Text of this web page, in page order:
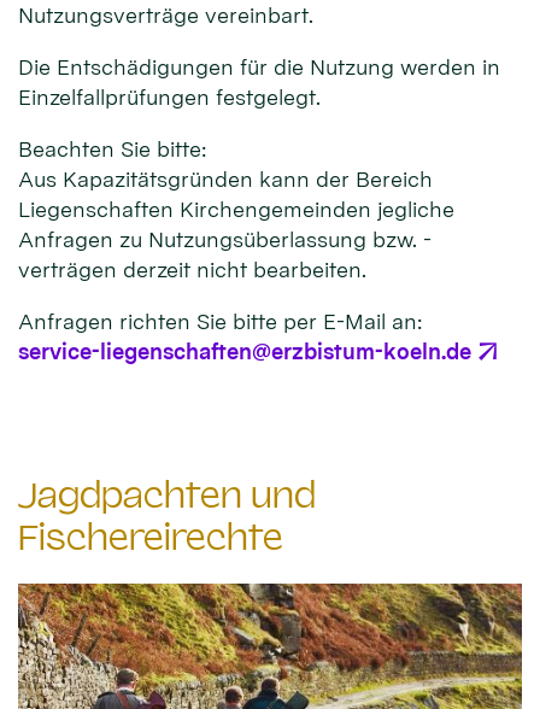
Nutzungsverträge vereinbart.
Die Entschädigungen für die Nutzung werden in
Einzelfallprüfungen festgelegt.
Beachten Sie bitte:
Aus Kapazitätsgründen kann der Bereich
Liegenschaften Kirchengemeinden jegliche
Anfragen zu Nutzungsüberlassung bzw. -
verträgen derzeit nicht bearbeiten.
Anfragen richten Sie bitte per E-Mail an:
service-liegenschaften@erzbistum-koeln.de
Jagdpachten und
Fischereirechte